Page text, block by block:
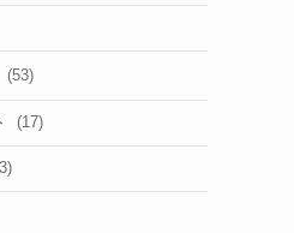
(53)
(17)